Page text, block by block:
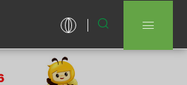
 